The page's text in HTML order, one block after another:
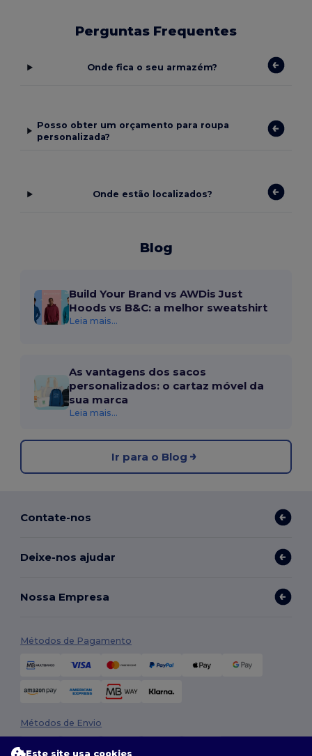
Perguntas Frequentes
Onde fica o seu armazém?
Posso obter um orçamento para roupa
personalizada?
Onde estão localizados?
Blog
Build Your Brand vs AWDis Just
Hoods vs B&C: a melhor sweatshirt
Leia mais...
As vantagens dos sacos
personalizados: o cartaz móvel da
sua marca
Leia mais...
Ir para o Blog
Contate-nos
Deixe-nos ajudar
Nossa Empresa
Métodos de Pagamento
Métodos de Envio
Este site usa cookies